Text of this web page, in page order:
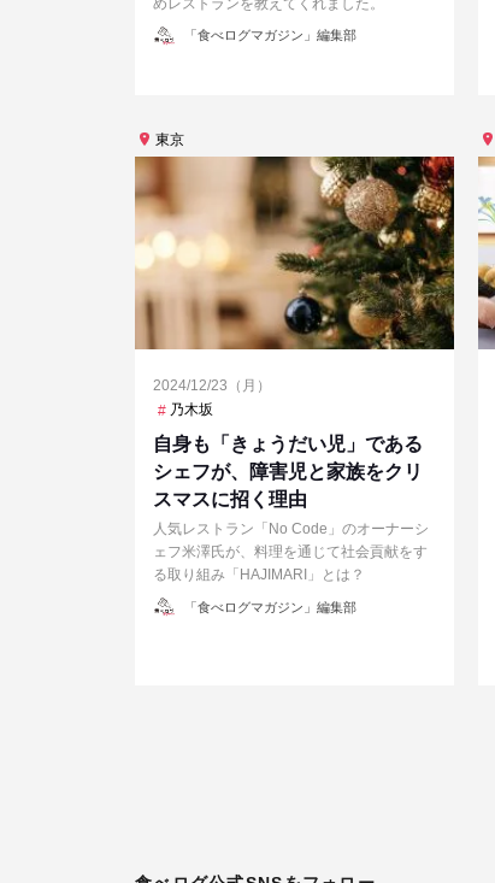
投「食べログマガジン」編集部
東京
2024/12/23（月）
乃木坂
自身も「きょうだい児」である
シェフが、障害児と家族をクリ
スマスに招く理由
人気レストラン「No Code」のオーナーシ
ェフ米澤氏が、料理を通じて社会貢献をす
る取り組み「HAJIMARI」とは？
投「食べログマガジン」編集部